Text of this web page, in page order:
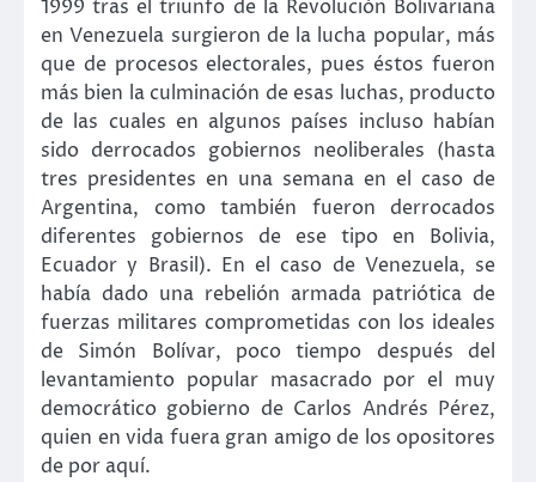
1999 tras el triunfo de la Revolución Bolivariana
en Venezuela surgieron de la lucha popular, más
que de procesos electorales, pues éstos fueron
más bien la culminación de esas luchas, producto
de las cuales en algunos países incluso habían
sido derrocados gobiernos neoliberales (hasta
tres presidentes en una semana en el caso de
Argentina, como también fueron derrocados
diferentes gobiernos de ese tipo en Bolivia,
Ecuador y Brasil). En el caso de Venezuela, se
había dado una rebelión armada patriótica de
fuerzas militares comprometidas con los ideales
de Simón Bolívar, poco tiempo después del
levantamiento popular masacrado por el muy
democrático gobierno de Carlos Andrés Pérez,
quien en vida fuera gran amigo de los opositores
de por aquí.